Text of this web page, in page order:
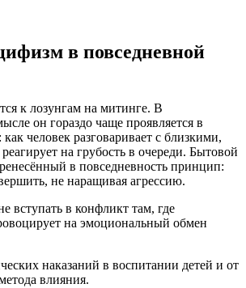
в повседневной
к лозунгам на митинге. В
он гораздо чаще проявляется в
человек разговаривает с близкими,
реагирует на грубость в очереди. Бытовой
в повседневность принцип:
не наращивая агрессию.
вступать в конфликт там, где
на эмоциональный обмен
наказаний в воспитании детей и от
влияния.